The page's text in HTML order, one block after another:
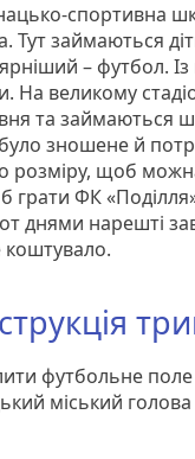
спортивна
Тут займаються
– футбол.
На великому
та займаються
зношене й
розміру, щоб
грати ФК
от днями нарешті
коштувало.
футбольне
міський